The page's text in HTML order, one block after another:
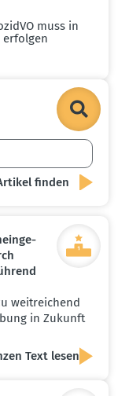
muss in
weitreichend
in Zukunft
Text lesen